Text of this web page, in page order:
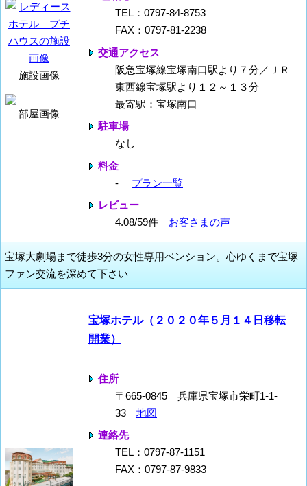
施設画像
部屋画像
TEL：0797-84-8753
FAX：0797-81-2238
交通アクセス
阪急宝塚線宝塚南口駅より７分／ＪＲ
東西線宝塚駅より１２～１３分
最寄駅：宝塚南口
駐車場
なし
料金
- プラン一覧
レビュー
4.08/59件 お客さまの声
宝塚大劇場まで徒歩3分の女性専用ペンション。心ゆくまで宝塚
ファン交流を深めて下さい
宝塚ホテル（２０２０年５月１４日移転
開業）
住所
〒665-0845 兵庫県宝塚市栄町1-1-
33 地図
連絡先
TEL：0797-87-1151
FAX：0797-87-9833